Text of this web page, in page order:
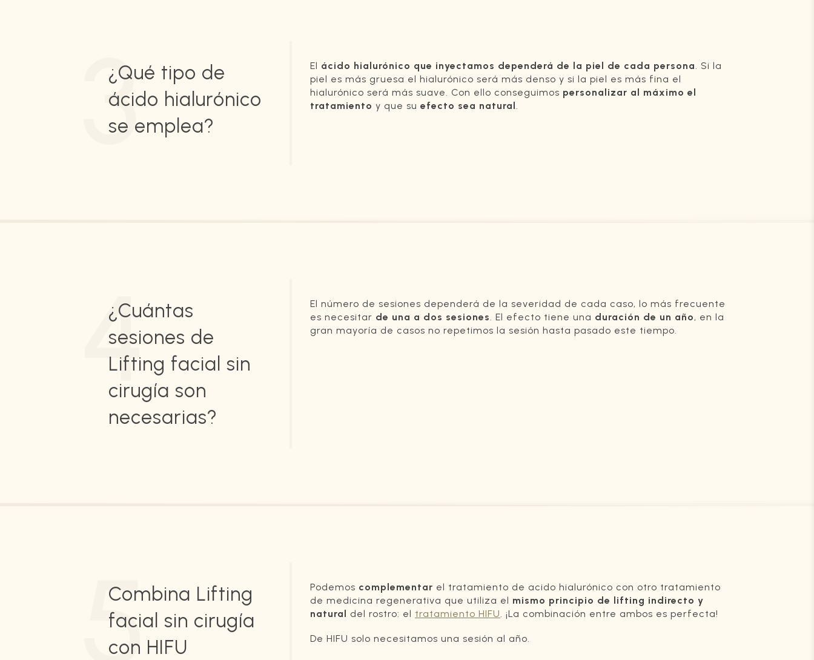
3
¿Qué tipo de
ácido hialurónico
se emplea?
El ácido hialurónico que inyectamos dependerá de la piel de cada persona. Si la
piel es más gruesa el hialurónico será más denso y si la piel es más fina el
hialurónico será más suave. Con ello conseguimos personalizar al máximo el
tratamiento y que su efecto sea natural.
4
¿Cuántas
sesiones de
Lifting facial sin
cirugía son
necesarias?
El número de sesiones dependerá de la severidad de cada caso, lo más frecuente
es necesitar de una a dos sesiones. El efecto tiene una duración de un año, en la
gran mayoría de casos no repetimos la sesión hasta pasado este tiempo.
5
Combina Lifting
facial sin cirugía
con HIFU
Podemos complementar el tratamiento de acido hialurónico con otro tratamiento
de medicina regenerativa que utiliza el mismo principio de lifting indirecto y
natural del rostro: el tratamiento HIFU. ¡La combinación entre ambos es perfecta!
De HIFU solo necesitamos una sesión al año.